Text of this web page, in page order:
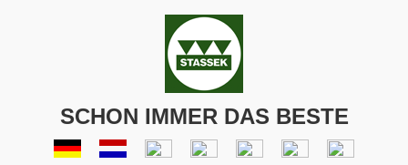
SCHON IMMER DAS BESTE